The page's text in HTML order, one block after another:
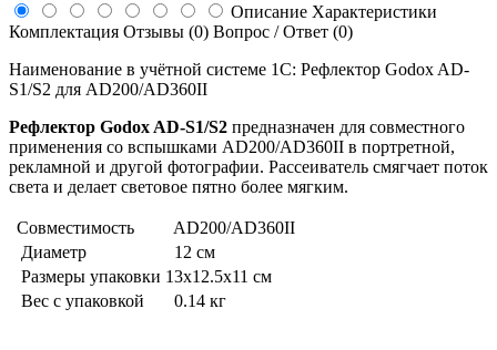
Описание Характеристики
Комплектация Отзывы (0) Вопрос / Ответ (0)
Наименование в учётной системе 1С: Рефлектор Godox AD-
S1/S2 для AD200/AD360II
Рефлектор Godox AD-S1/S2 предназначен для совместного
применения со вспышками AD200/AD360II в портретной,
рекламной и другой фотографии. Рассеиватель смягчает поток
света и делает световое пятно более мягким.
Совместимость
AD200/AD360II
Диаметр
12 см
Размеры упаковки 13х12.5х11 см
Вес с упаковкой
0.14 кг